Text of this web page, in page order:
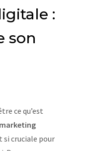
:
son
ce qu’est
si cruciale pour